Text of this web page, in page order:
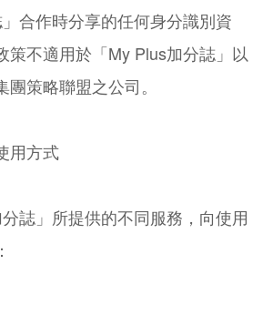
」合作時分享的任何身分識別資
策不適用於「My Plus加分誌」以
策略聯盟之公司。
用方式
誌」所提供的不同服務，向使用